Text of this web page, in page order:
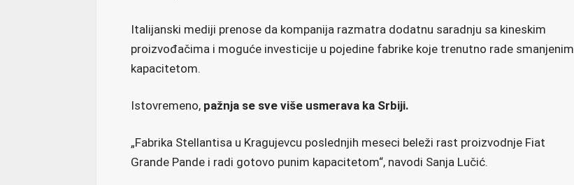
Italijanski mediji prenose da kompanija razmatra dodatnu saradnju sa kineskim
proizvođačima i moguće investicije u pojedine fabrike koje trenutno rade smanjenim
kapacitetom.
Istovremeno, pažnja se sve više usmerava ka Srbiji.
„Fabrika Stellantisa u Kragujevcu poslednjih meseci beleži rast proizvodnje Fiat
Grande Pande i radi gotovo punim kapacitetom“, navodi Sanja Lučić.